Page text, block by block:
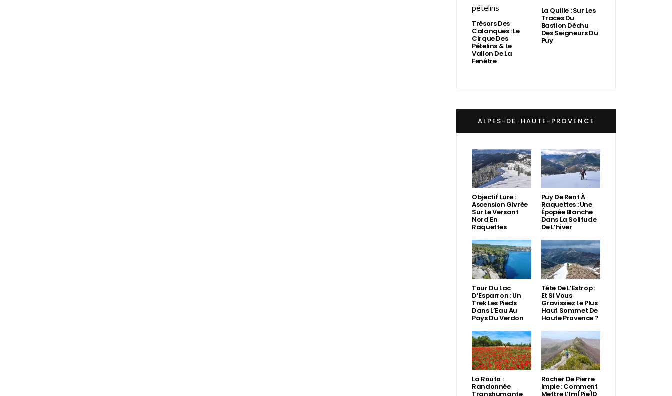
Trésors Des
Calanques : Le
Cirque Des
Pételins & Le
Vallon De La
Fenêtre
La Quille : Sur Les
Traces Du
Bastion Déchu
Des Seigneurs Du
Puy
ALPES-DE-HAUTE-PROVENCE
Objectif Lure :
Ascension Givrée
Sur Le Versant
Nord En
Raquettes
Puy De Rent À
Raquettes : Une
Épopée Blanche
Dans La Solitude
De L’hiver
Tour Du Lac
D’Esparron : Un
Trek Les Pieds
Dans L’Eau Au
Pays Du Verdon
Tête De L’Estrop :
Et Si Vous
Gravissiez Le Plus
Haut Sommet De
Haute Provence ?
La Routo :
Randonnée
Transhumante
Rocher De Pierre
Impie : Comment
Mettre L’Im(Pie)d